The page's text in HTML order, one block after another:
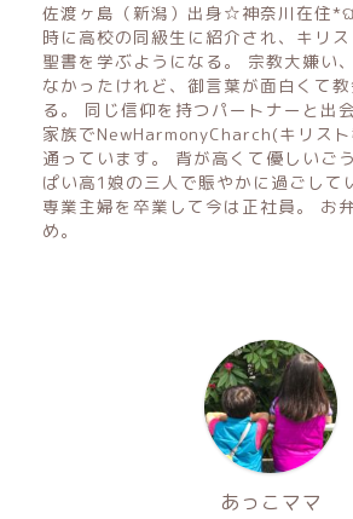
佐渡ヶ島（新潟）出身☆神奈川在住
時に高校の同級生に紹介され、キリ
聖書を学ぶようになる。 宗教大嫌い
なかったけれど、御言葉が面白くて
る。 同じ信仰を持つパートナーと出
家族でNewHarmonyCharch(キリス
通っています。 背が高くて優しいご
ぱい高1娘の三人で賑やかに過ごして
専業主婦を卒業して今は正社員。 お
め。
あっこママ